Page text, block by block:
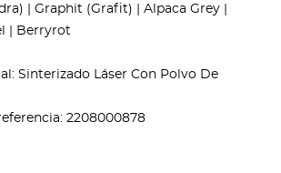
| Graphit (Grafit) | Alpaca Grey |
| Berryrot
Sinterizado Láser Con Polvo De
2208000878